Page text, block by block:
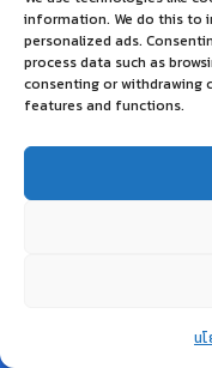
information. We do this to
personalized ads.
process data such as
consenting or withdrawing
features and functions.
น